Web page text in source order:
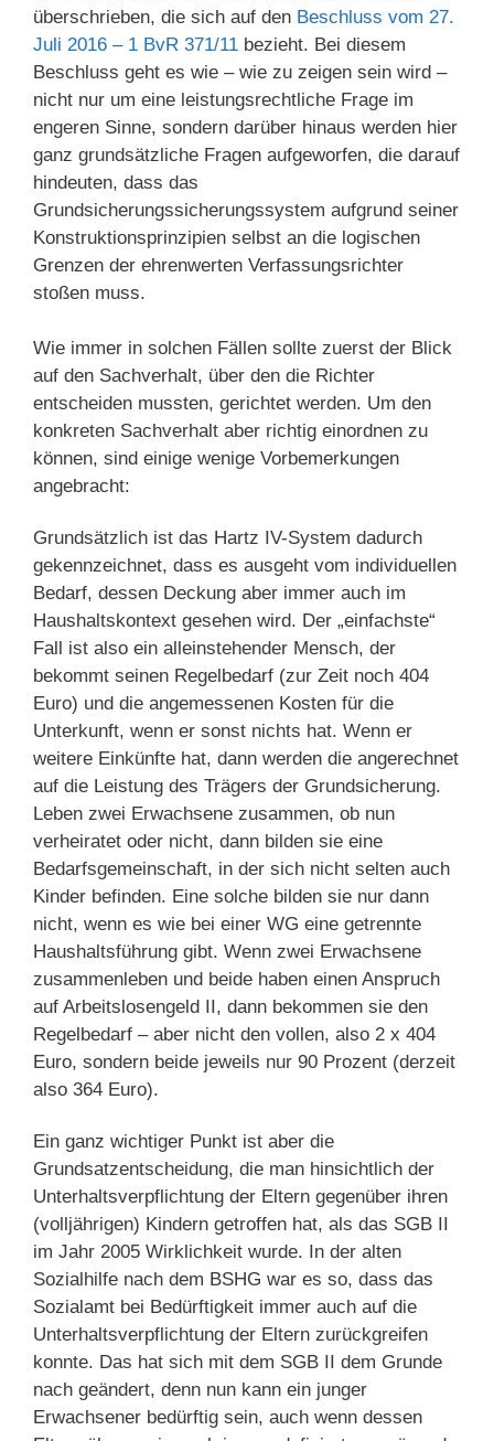
überschrieben, die sich auf den Beschluss vom 27.
Juli 2016 – 1 BvR 371/11 bezieht. Bei diesem
Beschluss geht es wie – wie zu zeigen sein wird –
nicht nur um eine leistungsrechtliche Frage im
engeren Sinne, sondern darüber hinaus werden hier
ganz grundsätzliche Fragen aufgeworfen, die darauf
hindeuten, dass das
Grundsicherungssicherungssystem aufgrund seiner
Konstruktionsprinzipien selbst an die logischen
Grenzen der ehrenwerten Verfassungsrichter
stoßen muss.
Wie immer in solchen Fällen sollte zuerst der Blick
auf den Sachverhalt, über den die Richter
entscheiden mussten, gerichtet werden. Um den
konkreten Sachverhalt aber richtig einordnen zu
können, sind einige wenige Vorbemerkungen
angebracht:
Grundsätzlich ist das Hartz IV-System dadurch
gekennzeichnet, dass es ausgeht vom individuellen
Bedarf, dessen Deckung aber immer auch im
Haushaltskontext gesehen wird. Der „einfachste“
Fall ist also ein alleinstehender Mensch, der
bekommt seinen Regelbedarf (zur Zeit noch 404
Euro) und die angemessenen Kosten für die
Unterkunft, wenn er sonst nichts hat. Wenn er
weitere Einkünfte hat, dann werden die angerechnet
auf die Leistung des Trägers der Grundsicherung.
Leben zwei Erwachsene zusammen, ob nun
verheiratet oder nicht, dann bilden sie eine
Bedarfsgemeinschaft, in der sich nicht selten auch
Kinder befinden. Eine solche bilden sie nur dann
nicht, wenn es wie bei einer WG eine getrennte
Haushaltsführung gibt. Wenn zwei Erwachsene
zusammenleben und beide haben einen Anspruch
auf Arbeitslosengeld II, dann bekommen sie den
Regelbedarf – aber nicht den vollen, also 2 x 404
Euro, sondern beide jeweils nur 90 Prozent (derzeit
also 364 Euro).
Ein ganz wichtiger Punkt ist aber die
Grundsatzentscheidung, die man hinsichtlich der
Unterhaltsverpflichtung der Eltern gegenüber ihren
(volljährigen) Kindern getroffen hat, als das SGB II
im Jahr 2005 Wirklichkeit wurde. In der alten
Sozialhilfe nach dem BSHG war es so, dass das
Sozialamt bei Bedürftigkeit immer auch auf die
Unterhaltsverpflichtung der Eltern zurückgreifen
konnte. Das hat sich mit dem SGB II dem Grunde
nach geändert, denn nun kann ein junger
Erwachsener bedürftig sein, auch wenn dessen